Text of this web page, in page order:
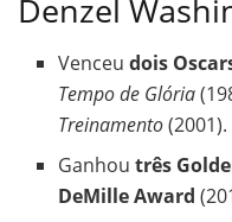
Denzel
Venceudois
Tempo de Glória
Treinamento(2001).
Ganhoutrês
DeMille Award